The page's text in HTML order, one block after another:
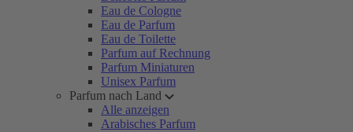
Eau de Cologne
Eau de Parfum
Eau de Toilette
Parfum auf Rechnung
Parfum Miniaturen
Unisex Parfum
Parfum nach Land
Alle anzeigen
Arabisches Parfum